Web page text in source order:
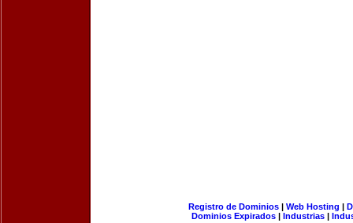
Registro de Dominios| Web Hosting |
Dominios Expirados | Industrias |